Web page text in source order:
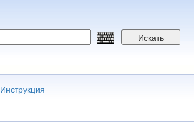
Искать
Инструкция